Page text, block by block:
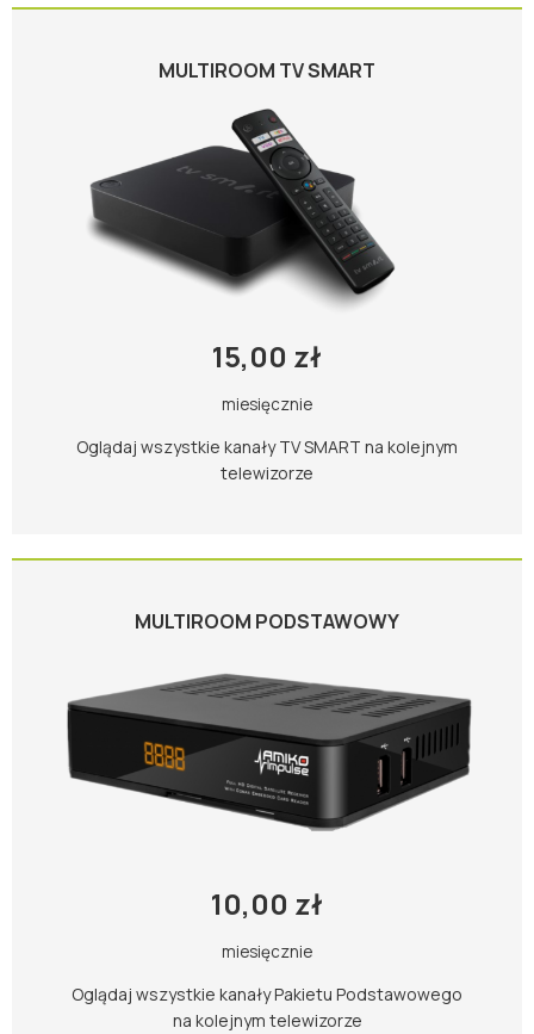
MULTIROOM TV SMART
15,00 zł
miesięcznie
Oglądaj wszystkie kanały TV SMART na kolejnym
telewizorze
MULTIROOM PODSTAWOWY
10,00 zł
miesięcznie
Oglądaj wszystkie kanały Pakietu Podstawowego
na kolejnym telewizorze